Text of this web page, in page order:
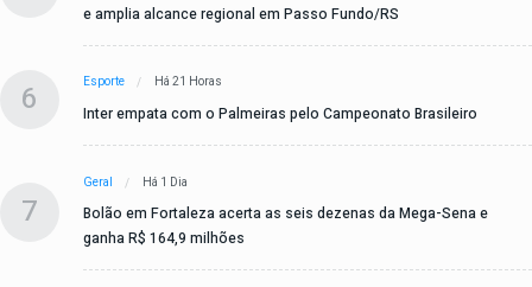
e amplia alcance regional em Passo Fundo/RS
6 Esporte Há 21 Horas
Inter empata com o Palmeiras pelo Campeonato Brasileiro
7
Geral Há 1 Dia
Bolão em Fortaleza acerta as seis dezenas da Mega-Sena e
ganha R$ 164,9 milhões